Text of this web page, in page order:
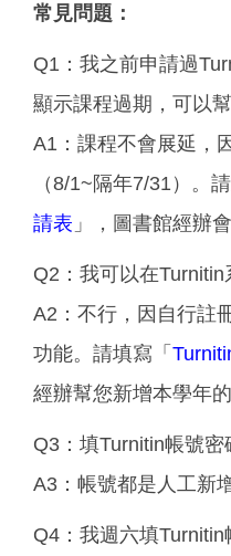
常見問題：
Q1：我之前申請過
顯示課程過期，可以
A1：課程不會展延，
（8/1~隔年7/31）。
請表 」，圖書館經辦
Q2：我可以在Turnitin
A2：不行，因自行註
功能。請填寫「
經辦幫您新增本學年
Q3：填Turnitin帳號
A3：帳號都是人工新
Q4：我週六填